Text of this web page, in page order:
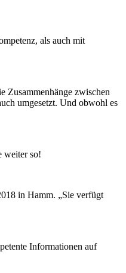
als auch mit
Zusammenhänge zwischen
umgesetzt. Und obwohl es
weiter so!
in Hamm. „Sie verfügt
Informationen auf